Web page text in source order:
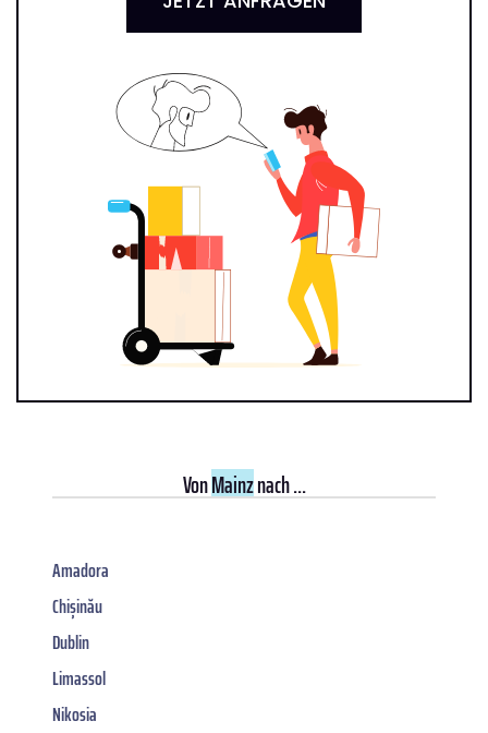
VonMainznach ...
Amadora
Chișinău
Dublin
Limassol
Nikosia